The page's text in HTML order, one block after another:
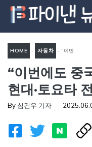
츠
기
HOME - 자동차 - “이번
에도 중국이?” BYD의 질주에
현대·토요타 전통 강자들 ‘불
“이번에도 중
현대·토요타
By 심건우 기자